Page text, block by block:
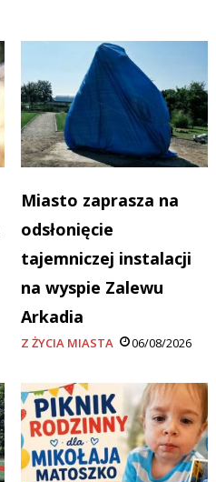
Miasto zaprasza na
odsłonięcie
tajemniczej instalacji
na wyspie Zalewu
Arkadia
Z ŻYCIA MIASTA 06/08/2026